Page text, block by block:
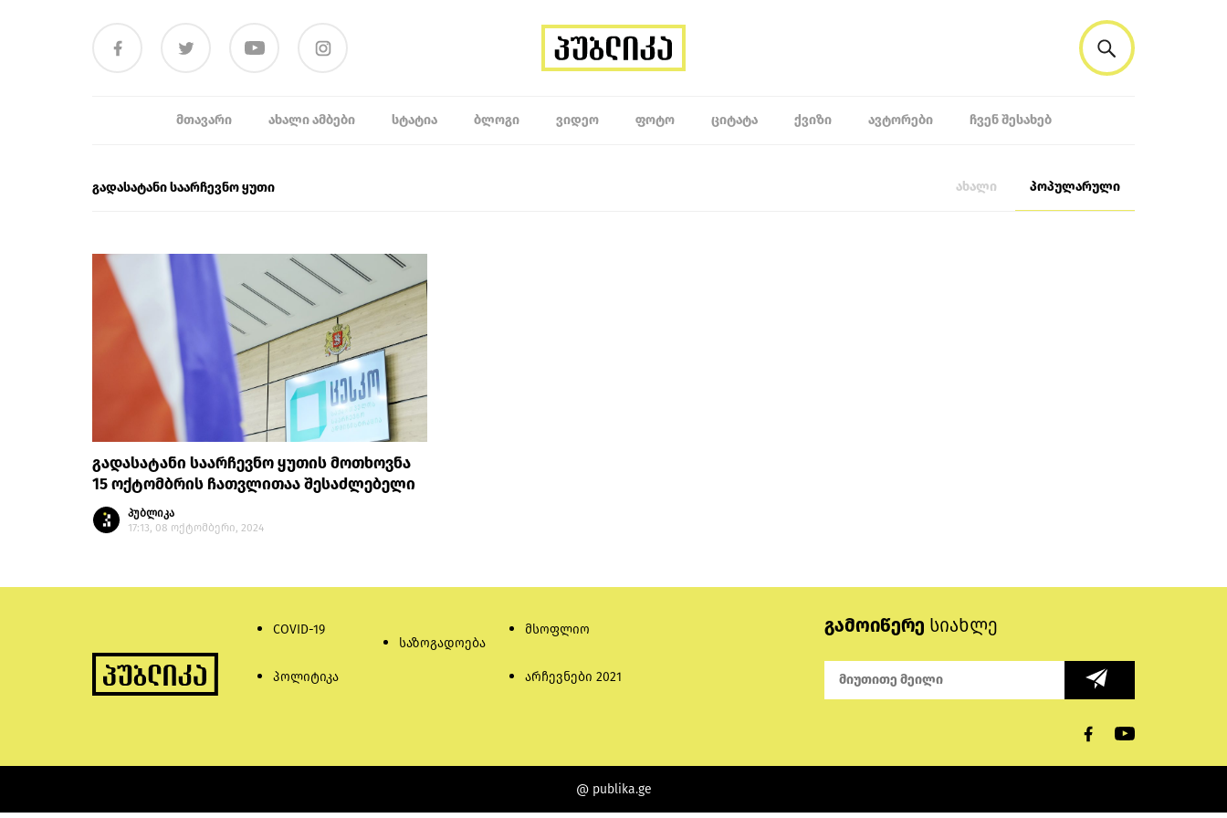
ᲛᲗᲐᲕᲐᲠᲘ ᲐᲮᲐᲚᲘ ᲐᲛᲑᲔᲑᲘ ᲡᲢᲐᲢᲘᲐ ᲑᲚᲝᲒᲘ ᲕᲘᲓᲔᲝ ᲤᲝᲢᲝ ᲪᲘᲢᲐᲢᲐ ᲥᲕᲘᲖᲘ ᲐᲕᲢᲝᲠᲔᲑᲘ ᲩᲕᲔᲜ ᲨᲔᲡᲐᲮᲔᲑ
გადასატანი საარჩევნო ყუთი ახალი პოპულარული
გადასატანი საარჩევნო ყუთის მოთხოვნა
15 ოქტომბრის ჩათვლითაა შესაძლებელი
პუბლიკა
17:13, 08 ოქტომბერი, 2024
COVID-19
პოლიტიკა
საზოგადოება
მსოფლიო
არჩევნები 2021
გამოიწერე სიახლე
@ publika.ge